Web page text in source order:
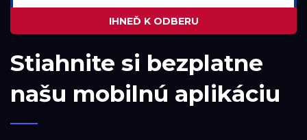
IHNEĎ K ODBERU
Stiahnite si bezplatne
našu mobilnú aplikáciu